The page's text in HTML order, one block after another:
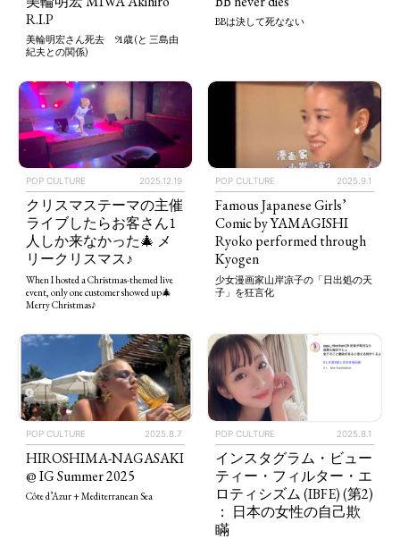
R.I.P
美輪明宏さん死去 91歳 (と 三島由
紀夫との関係)
BBは決して死なない
POP CULTURE 2025.12.19
クリスマステーマの主催
ライブしたらお客さん1
人しか来なかった🎄 メ
リークリスマス♪
When I hosted a Christmas-themed live
event, only one customer showed up🎄
Merry Christmas♪
POP CULTURE 2025.9.1
Famous Japanese Girls’
Comic by YAMAGISHI
Ryoko performed through
Kyogen
少女漫画家山岸凉子の「日出処の天
子」を狂言化
POP CULTURE 2025.8.7
HIROSHIMA-NAGASAKI
@ IG Summer 2025
Côte d’Azur + Mediterranean Sea
POP CULTURE 2025.8.1
インスタグラム・ビュー
ティー・フィルター・エ
ロティシズム (IBFE) (第2)
： 日本の女性の自己欺
瞞